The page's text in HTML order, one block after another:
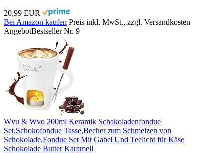
20,99 EUR
Bei Amazon kaufen Preis inkl. MwSt., zzgl. Versandkosten
AngebotBestseller Nr. 9
Wvu & Wvo 200ml Keramik Schokoladenfondue
Set,Schokofondue Tasse,Becher zum Schmelzen von
Schokolade,Fondue Set Mit Gabel Und Teelicht für Käse
Schokolade Butter Karamell